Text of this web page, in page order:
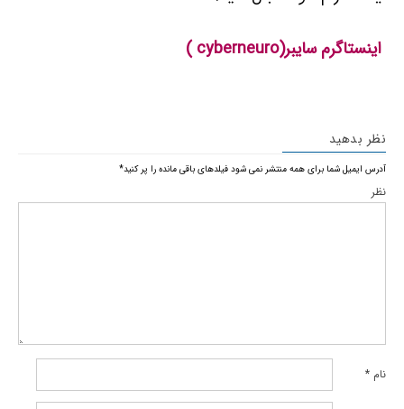
اینستاگرم سایبر(cyberneuro )
نظر بدهید
آدرس ایمیل شما برای همه منتشر نمی شود فیلدهای باقی مانده را پر کنید*
نظر
نام *